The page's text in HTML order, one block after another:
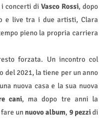
concerti di Vasco Rossi, dopo
e live tra i due artisti, Clara
pieno la propria carriera
forzata. Un incontro col
del 2021, la tiene per un anno
nuova casa e la sua nuova
cani, ma dopo tre anni la
un nuovoalbum, 9 pezzidi